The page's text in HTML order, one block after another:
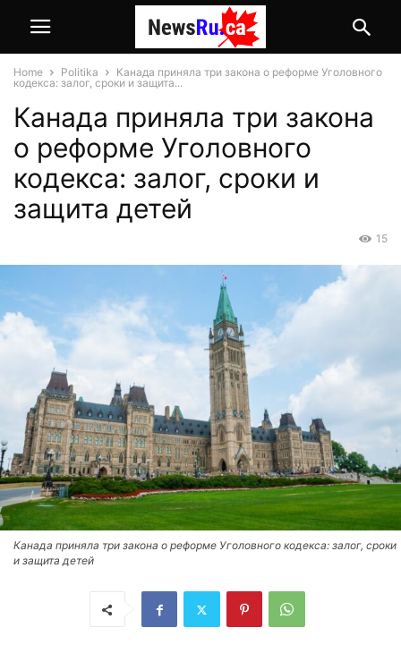
Home Politika
Канада приняла три закона о реформе Уголовного
кодекса: залог, сроки и защита...
Канада приняла три закона
о реформе Уголовного
кодекса: залог, сроки и
защита детей
15
Канада приняла три закона о реформе Уголовного кодекса: залог, сроки
и защита детей